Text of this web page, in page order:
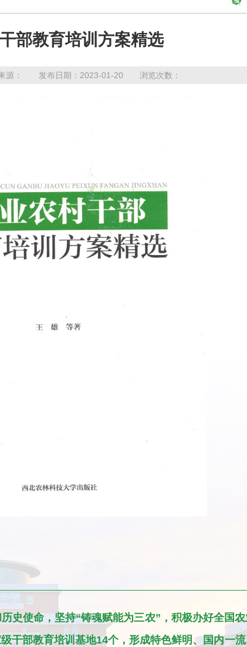
部教育培训方案精选
： 发布日期：2023-01-20 浏览次数：
使命，坚持“铸魂赋能为三农”，积极办好全国
干部教育培训基地14个，形成特色鲜明、国内一